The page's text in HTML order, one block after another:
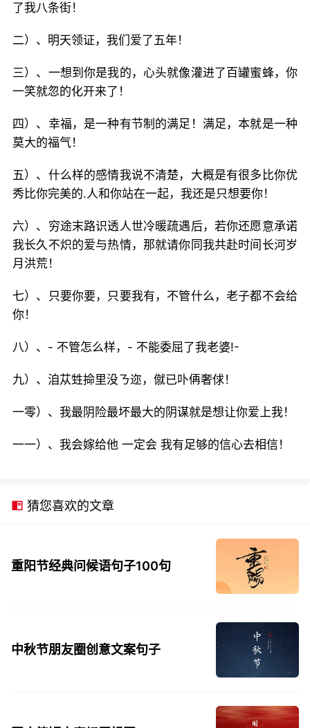
了我八条街！
二）、明天领证，我们爱了五年！
三）、一想到你是我的，心头就像灌进了百罐蜜蜂，你
一笑就忽的化开来了！
四）、幸福，是一种有节制的满足！满足，本就是一种
莫大的福气！
五）、什么样的感情我说不清楚，大概是有很多比你优
秀比你完美的.人和你站在一起，我还是只想要你！
六）、穷途末路识透人世冷暖疏遇后，若你还愿意承诺
我长久不炽的爱与热情，那就请你同我共赴时间长河岁
月洪荒！
七）、只要你要，只要我有，不管什么，老子都不会给
你！
八）、- 不管怎么样，- 不能委屈了我老婆!-
九）、洎苁甡掵里没ㄋ迩，僦已卟侢奢俅！
一零）、我最阴险最坏最大的阴谋就是想让你爱上我！
一一）、我会嫁给他 一定会 我有足够的信心去相信！
猜您喜欢的文章
重阳节经典问候语句子100句
中秋节朋友圈创意文案句子